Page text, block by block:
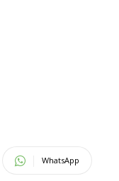
WhatsApp